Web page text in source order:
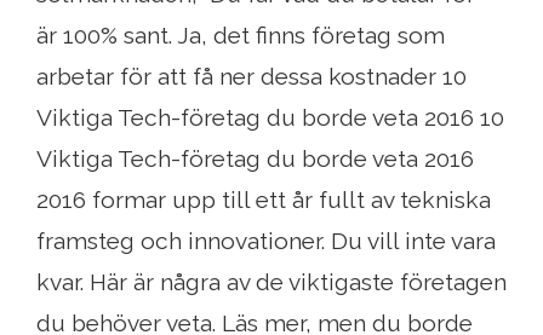
är 100% sant. Ja, det finns företag som
arbetar för att få ner dessa kostnader 10
Viktiga Tech-företag du borde veta 2016 10
Viktiga Tech-företag du borde veta 2016
2016 formar upp till ett år fullt av tekniska
framsteg och innovationer. Du vill inte vara
kvar. Här är några av de viktigaste företagen
du behöver veta. Läs mer, men du borde